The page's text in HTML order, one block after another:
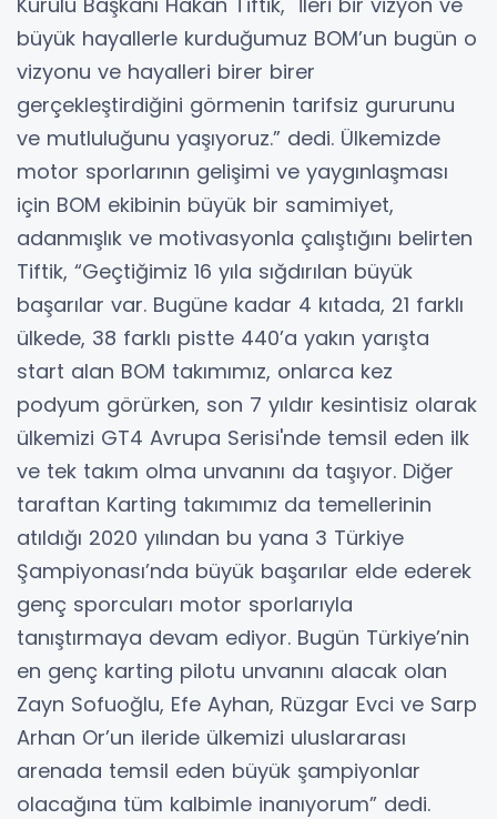
büyük hayallerle kurduğumuz BOM’un bugün o
vizyonu ve hayalleri birer birer
gerçekleştirdiğini görmenin tarifsiz gururunu
ve mutluluğunu yaşıyoruz.” dedi. Ülkemizde
motor sporlarının gelişimi ve yaygınlaşması
için BOM ekibinin büyük bir samimiyet,
adanmışlık ve motivasyonla çalıştığını belirten
Tiftik, “Geçtiğimiz 16 yıla sığdırılan büyük
başarılar var. Bugüne kadar 4 kıtada, 21 farklı
ülkede, 38 farklı pistte 440’a yakın yarışta
start alan BOM takımımız, onlarca kez
podyum görürken, son 7 yıldır kesintisiz olarak
ülkemizi GT4 Avrupa Serisi'nde temsil eden ilk
ve tek takım olma unvanını da taşıyor. Diğer
taraftan Karting takımımız da temellerinin
atıldığı 2020 yılından bu yana 3 Türkiye
Şampiyonası’nda büyük başarılar elde ederek
genç sporcuları motor sporlarıyla
tanıştırmaya devam ediyor. Bugün Türkiye’nin
en genç karting pilotu unvanını alacak olan
Zayn Sofuoğlu, Efe Ayhan, Rüzgar Evci ve Sarp
Arhan Or’un ileride ülkemizi uluslararası
arenada temsil eden büyük şampiyonlar
olacağına tüm kalbimle inanıyorum” dedi.